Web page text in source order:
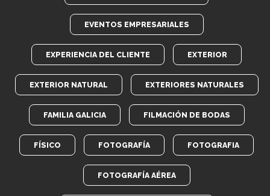
EVENTOS EMPRESARIALES
EXPERIENCIA DEL CLIENTE EXTERIOR
EXTERIOR NATURAL EXTERIORES NATURALES
FAMILIA GALICIA FILMACIÓN DE BODAS
FÍSICO FOTOGRAFÍA FOTOGRAFIA
FOTOGRAFÍA AÉREA